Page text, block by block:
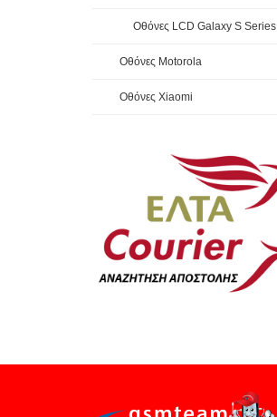
Οθόνες LCD Galaxy S Series
Οθόνες Motorola
Οθόνες Xiaomi